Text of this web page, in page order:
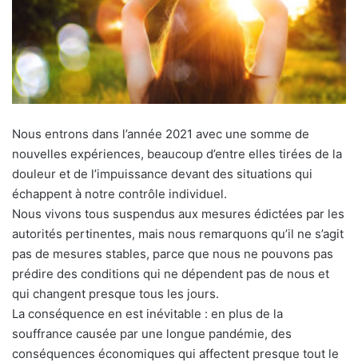
Nous entrons dans l’année 2021 avec une somme de
nouvelles expériences, beaucoup d’entre elles tirées de la
douleur et de l’impuissance devant des situations qui
échappent à notre contrôle individuel.
Nous vivons tous suspendus aux mesures édictées par les
autorités pertinentes, mais nous remarquons qu’il ne s’agit
pas de mesures stables, parce que nous ne pouvons pas
prédire des conditions qui ne dépendent pas de nous et
qui changent presque tous les jours.
La conséquence en est inévitable : en plus de la
souffrance causée par une longue pandémie, des
conséquences économiques qui affectent presque tout le